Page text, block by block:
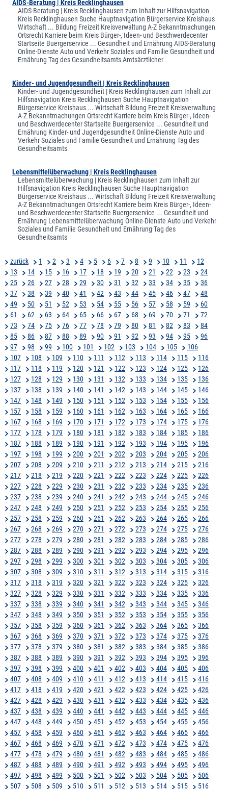
AIDS-Beratung | Kreis Recklinghausen
AIDS-Beratung | Kreis Recklinghausen zum Inhalt zur Hilfsnavigation
Kreis Recklinghausen Suche Hauptnavigation Bürgerservice Kreishaus
Wirtschaft ... Bildung Freizeit Kreisverwaltung A-Z Bekanntmachungen
Ortsrecht Karriere beim Kreis Bürger-, Ideen- und Beschwerdecenter
Startseite Buergerservice ... Gesundheit und Ernährung AIDS-Beratung
Online-Dienste Auto und Verkehr Soziales und Familie Gesundheit und
Ernährung Tag des Gesundheitsamts Amtsärztlicher
Kinder- und Jugendgesundheit | Kreis Recklinghausen
Kinder- und Jugendgesundheit | Kreis Recklinghausen zum Inhalt zur
Hilfsnavigation Kreis Recklinghausen Suche Hauptnavigation
Bürgerservice Kreishaus ... Wirtschaft Bildung Freizeit Kreisverwaltung
A-Z Bekanntmachungen Ortsrecht Karriere beim Kreis Bürger-, Ideen-
und Beschwerdecenter Startseite Buergerservice ... Gesundheit und
Ernährung Kinder- und Jugendgesundheit Online-Dienste Auto und
Verkehr Soziales und Familie Gesundheit und Ernährung Tag des
Gesundheitsamts
Lebensmittelüberwachung | Kreis Recklinghausen
Lebensmittelüberwachung | Kreis Recklinghausen zum Inhalt zur
Hilfsnavigation Kreis Recklinghausen Suche Hauptnavigation
Bürgerservice Kreishaus ... Wirtschaft Bildung Freizeit Kreisverwaltung
A-Z Bekanntmachungen Ortsrecht Karriere beim Kreis Bürger-, Ideen-
und Beschwerdecenter Startseite Buergerservice ... Gesundheit und
Ernährung Lebensmittelüberwachung Online-Dienste Auto und Verkehr
Soziales und Familie Gesundheit und Ernährung Tag des
Gesundheitsamts
zurück 1 2 3 4 5 6 7 8 9 10 11
12
13
14 15 16 17 18 19 20 21 22 23
24
25
26 27 28 29 30 31 32 33 34 35
36
37
38 39 40 41 42 43 44 45 46 47
48
49
50 51 52 53 54 55 56 57 58 59
60
61
62 63 64 65 66 67 68 69 70 71
72
73
74 75 76 77 78 79 80 81 82 83
84
85
86 87 88 89 90 91 92 93 94 95
96
97
98 99 100 101 102 103 104 105
106
107
108 109 110 111 112 113 114 115
116
117
118 119 120 121 122 123 124 125
126
127
128 129 130 131 132 133 134 135
136
137
138 139 140 141 142 143 144 145
146
147
148 149 150 151 152 153 154 155
156
157
158 159 160 161 162 163 164 165
166
167
168 169 170 171 172 173 174 175
176
177
178 179 180 181 182 183 184 185
186
187
188 189 190 191 192 193 194 195
196
197
198 199 200 201 202 203 204 205
206
207
208 209 210 211 212 213 214 215
216
217
218 219 220 221 222 223 224 225
226
227
228 229 230 231 232 233 234 235
236
237
238 239 240 241 242 243 244 245
246
247
248 249 250 251 252 253 254 255
256
257
258 259 260 261 262 263 264 265
266
267
268 269 270 271 272 273 274 275
276
277
278 279 280 281 282 283 284 285
286
287
288 289 290 291 292 293 294 295
296
297
298 299 300 301 302 303 304 305
306
307
308 309 310 311 312 313 314 315
316
317
318 319 320 321 322 323 324 325
326
327
328 329 330 331 332 333 334 335
336
337
338 339 340 341 342 343 344 345
346
347
348 349 350 351 352 353 354 355
356
357
358 359 360 361 362 363 364 365
366
367
368 369 370 371 372 373 374 375
376
377
378 379 380 381 382 383 384 385
386
387
388 389 390 391 392 393 394 395
396
397
398 399 400 401 402 403 404 405
406
407
408 409 410 411 412 413 414 415
416
417
418 419 420 421 422 423 424 425
426
427
428 429 430 431 432 433 434 435
436
437
438 439 440 441 442 443 444 445
446
447
448 449 450 451 452 453 454 455
456
457
458 459 460 461 462 463 464 465
466
467
468 469 470 471 472 473 474 475
476
477
478 479 480 481 482 483 484 485
486
487
488 489 490 491 492 493 494 495
496
497
498 499 500 501 502 503 504 505
506
507
508 509 510 511 512 513 514 515 516